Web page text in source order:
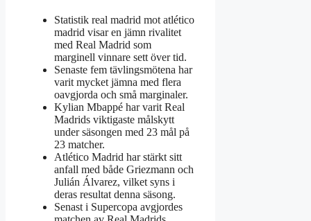
Statistik real madrid mot atlético
madrid visar en jämn rivalitet
med Real Madrid som
marginell vinnare sett över tid.
Senaste fem tävlingsmötena har
varit mycket jämna med flera
oavgjorda och små marginaler.
Kylian Mbappé har varit Real
Madrids viktigaste målskytt
under säsongen med 23 mål på
23 matcher.
Atlético Madrid har stärkt sitt
anfall med både Griezmann och
Julián Álvarez, vilket syns i
deras resultat denna säsong.
Senast i Supercopa avgjordes